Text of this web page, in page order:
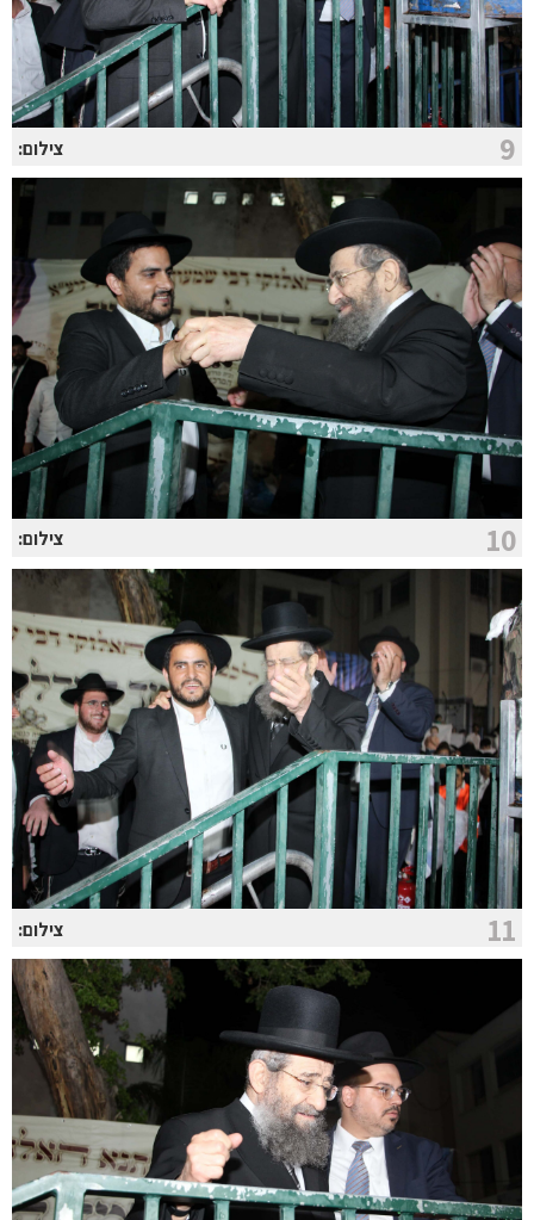
9 צילום:
10 צילום:
11 צילום: